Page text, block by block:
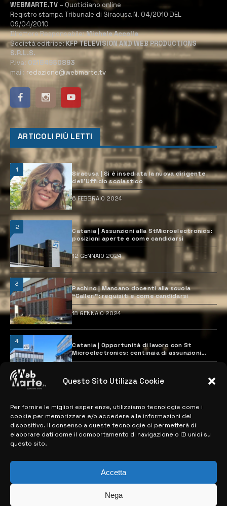
Questo Sito Utilizza Cookie
Per fornire le migliori esperienze, utilizziamo tecnologie come i
cookie per memorizzare e/o accedere alle informazioni del
dispositivo. Il consenso a queste tecnologie ci permetterà di
elaborare dati come il comportamento di navigazione o ID unici su
questo sito.
Accetta
Nega
WEBMARTE.TV – Quotidiano online
Registro stampa Tribunale di Siracusa N. 04/2010 DEL
09/04/2010
Direttore Responsabile:Michele Accolla
Società editrice:KFP TELEVISION AND WEB PRODUCTIONS
S.R.L.S.
P.Iva: 02184950893
mail: redazione@webmarte.tv
ARTICOLI PIÙ LETTI
1
Siracusa | Si è insediata la nuova dirigente
dell’Ufficio scolastico
6 FEBBRAIO 2024
2
Catania | Assunzioni alla StMicroelectronics:
posizioni aperte e come candidarsi
12 GENNAIO 2024
3
Pachino | Mancano docenti alla scuola
“Calleri”: requisiti e come candidarsi
18 GENNAIO 2024
4
Catania | Opportunità di lavoro con St
Microelectronics: centinaia di assunzioni
previste
MAPPA DEL SITO
> NOTIZIE